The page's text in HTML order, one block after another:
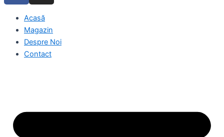
Acasă
Magazin
Despre Noi
Contact